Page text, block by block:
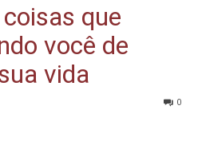
que
você de
vida
0